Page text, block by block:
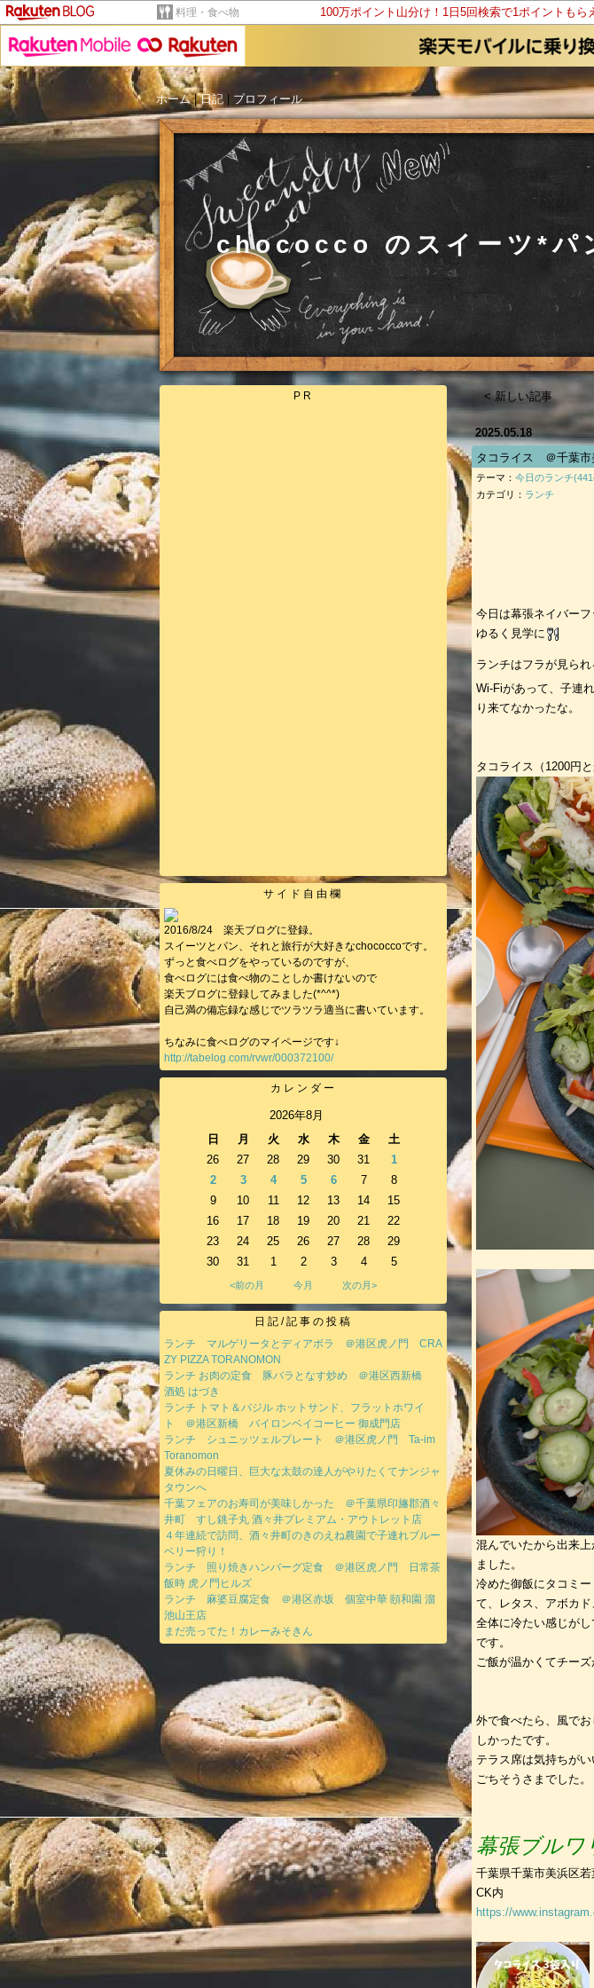
料理・食べ物 100万ポイント山分け！1日5回検索で1ポイントもら
ホーム|日記 プロフィール
chococco のスイーツ*パ
PR
サイド自由欄
2016/8/24 楽天ブログに登録。
スイーツとパン、それと旅行が大好きなchococcoです。
ずっと食べログをやっているのですが、
食べログには食べ物のことしか書けないので
楽天ブログに登録してみました(*^^*)
自己満の備忘録な感じでツラツラ適当に書いています。
ちなみに食べログのマイページです↓
http://tabelog.com/rvwr/000372100/
カレンダー
2026年8月
日
月 火 水 木 金
土
26
27 28 29 30 31
1
2
3 4 5 6 7
8
9
10 11 12 13 14
15
16
17 18 19 20 21
22
23
24 25 26 27 28
29
30
31 1 2 3 4 5
<前の月 今月 次の月>
日記/記事の投稿
ランチ マルゲリータとディアボラ ＠港区虎ノ門 CRA
ZY PIZZA TORANOMON
ランチ お肉の定食 豚バラとなす炒め ＠港区西新橋
酒処 はづき
ランチ トマト＆バジル ホットサンド、フラットホワイ
ト ＠港区新橋 バイロンベイコーヒー 御成門店
ランチ シュニッツェルプレート ＠港区虎ノ門 Ta-im
Toranomon
夏休みの日曜日、巨大な太鼓の達人がやりたくてナンジャ
タウンへ
千葉フェアのお寿司が美味しかった ＠千葉県印旛郡酒々
井町 すし銚子丸 酒々井プレミアム・アウトレット店
４年連続で訪問、酒々井町のきのえね農園で子連れブルー
ベリー狩り！
ランチ 照り焼きハンバーグ定食 ＠港区虎ノ門 日常茶
飯時 虎ノ門ヒルズ
ランチ 麻婆豆腐定食 ＠港区赤坂 個室中華 頤和園 溜
池山王店
まだ売ってた！カレーみそきん
< 新しい記事
2025.05.18
タコライス ＠千葉
テーマ： 今日のランチ
カテゴリ： ランチ
今日は幕張ネイバー
ゆるく見学に
ランチはフラが見られ
Wi-Fiがあって、子連
り来てなかったな。
タコライス（1200円
混んでいたから出来
ました。
冷めた御飯にタコミ
て、レタス、アボカド
全体に冷たい感じが
です。
ご飯が温かくてチー
外で食べたら、風で
しかったです。
テラス席は気持ちが
ごちそうさまでした。
幕張ブルワ
千葉県千葉市美浜区
CK内
https://